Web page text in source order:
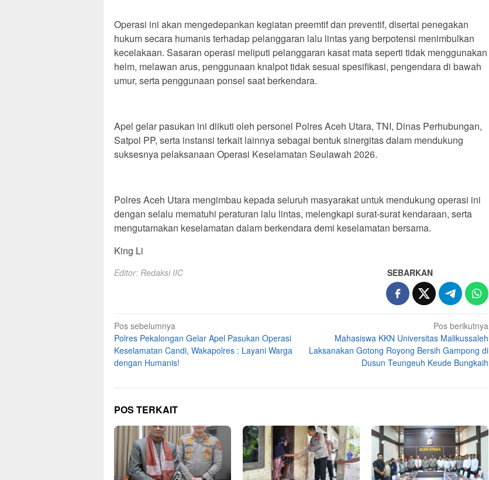
Operasi ini akan mengedepankan kegiatan preemtif dan preventif, disertai penegakan
hukum secara humanis terhadap pelanggaran lalu lintas yang berpotensi menimbulkan
kecelakaan. Sasaran operasi meliputi pelanggaran kasat mata seperti tidak menggunakan
helm, melawan arus, penggunaan knalpot tidak sesuai spesifikasi, pengendara di bawah
umur, serta penggunaan ponsel saat berkendara.
Apel gelar pasukan ini diikuti oleh personel Polres Aceh Utara, TNI, Dinas Perhubungan,
Satpol PP, serta instansi terkait lainnya sebagai bentuk sinergitas dalam mendukung
suksesnya pelaksanaan Operasi Keselamatan Seulawah 2026.
Polres Aceh Utara mengimbau kepada seluruh masyarakat untuk mendukung operasi ini
dengan selalu mematuhi peraturan lalu lintas, melengkapi surat-surat kendaraan, serta
mengutamakan keselamatan dalam berkendara demi keselamatan bersama.
King Li
Editor: Redaksi IIC SEBARKAN
Navigasi
pos
Pos sebelumnya
Polres Pekalongan Gelar Apel Pasukan Operasi
Keselamatan Candi, Wakapolres : Layani Warga
dengan Humanis!
Pos berikutnya
Mahasiswa KKN Universitas Malikussaleh
Laksanakan Gotong Royong Bersih Gampong di
Dusun Teungeuh Keude Bungkaih
POS TERKAIT